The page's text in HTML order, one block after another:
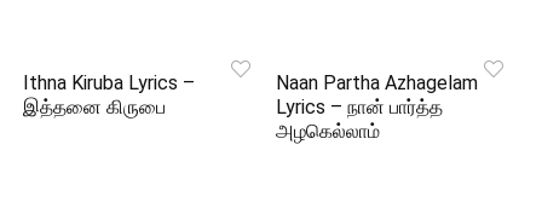
Ithna Kiruba Lyrics –
இத்தனை கிருபை
Naan Partha Azhagelam
Lyrics – நான் பார்த்த
அழகெல்லாம்